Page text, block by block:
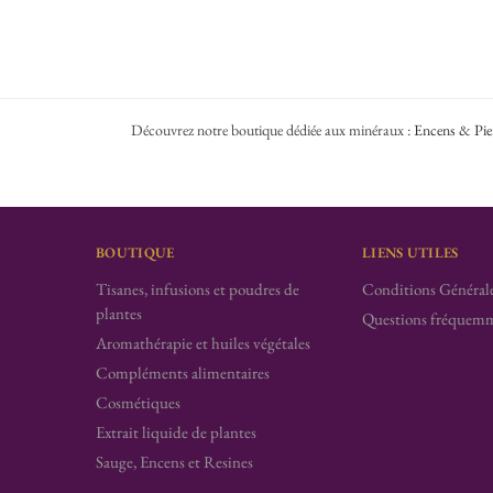
Découvrez notre boutique dédiée aux minéraux :Encens &
BOUTIQUE
Tisanes, infusions et poudres de
plantes
Aromathérapie et huiles végétales
Compléments alimentaires
Cosmétiques
Extrait liquide de plantes
Sauge, Encens et Resines
LIENS UTILES
Conditions
Questions